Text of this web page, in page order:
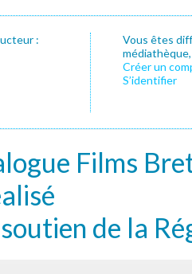
:
Vous êtes
Créer un
S’identifier
Films
de la